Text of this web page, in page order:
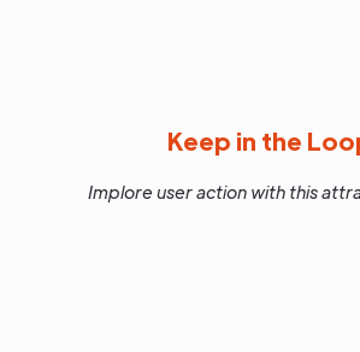
Keep in the
Implore user action with this